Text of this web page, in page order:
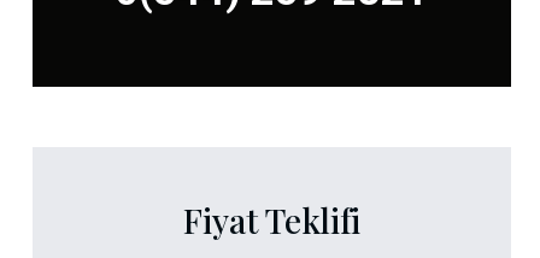
Fiyat Teklifi